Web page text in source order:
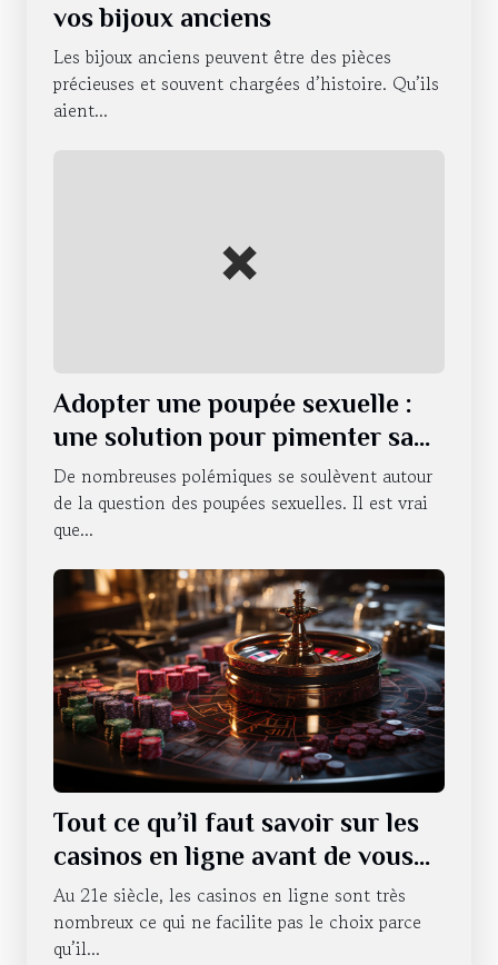
vos bijoux anciens
Les bijoux anciens peuvent être des pièces
précieuses et souvent chargées d’histoire. Qu’ils
aient...
Adopter une poupée sexuelle :
une solution pour pimenter sa
vie sexuelle ?
De nombreuses polémiques se soulèvent autour
de la question des poupées sexuelles. Il est vrai
que...
Tout ce qu’il faut savoir sur les
casinos en ligne avant de vous
lancer
Au 21e siècle, les casinos en ligne sont très
nombreux ce qui ne facilite pas le choix parce
qu’il...